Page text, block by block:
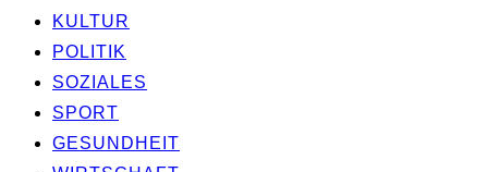
KUL­TUR
POLI­TIK
SOZIA­LES
SPORT
GESUND­HEIT